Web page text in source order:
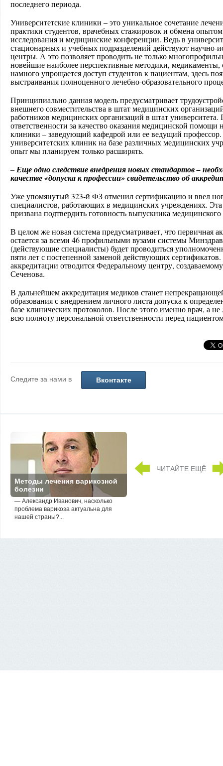
последнего периода.
Университетские клиники – это уникальное сочетание
практики студентов, врачебных стажировок и обмена
исследования и медицинские конференции. Ведь в
стационарных и учебных подразделений действуют научно-
центры. А это позволяет проводить не только
новейшие наиболее перспективные методики,
намного упрощается доступ студентов к пациентам, здесь
выстраивания полноценного лечебно-образовательного
Принципиально данная модель предусматривает
внешнего совместительства в штат медицинских
работников медицинских организаций в штат
ответственности за качество оказания медицинской помощи
клиники – заведующий кафедрой или ее ведущий
университетских клиник на базе различных медицинских
опыт мы планируем только расширять.
– Еще одно следствие внедрения новых стандартов –
качестве «допуска к профессии» свидетельство об
Уже упомянутый 323-й ФЗ отменил сертификацию и ввел
специалистов, работающих в медицинских учреждениях. Эта
призвана подтвердить готовность выпускника медицинского
В целом же новая система предусматривает, что первичная
остается за всеми 46 профильными вузами системы
(действующие специалисты) будет проводиться
пяти лет с постепенной заменой действующих
аккредитации отводится Федеральному центру,
Сеченова.
В дальнейшем аккредитация медиков станет
образования с внедрением личного листа допуска к
базе клинических протоколов. После этого именно врач, а
всю полноту персональной ответственности перед
Следите за нами в Вконтакте
Методы лечения варикозной
болезни
— Александр Иванович, насколько
проблема варикоза актуальна для
нашей страны?...
ЧИТАЙТЕ ЕЩЁ